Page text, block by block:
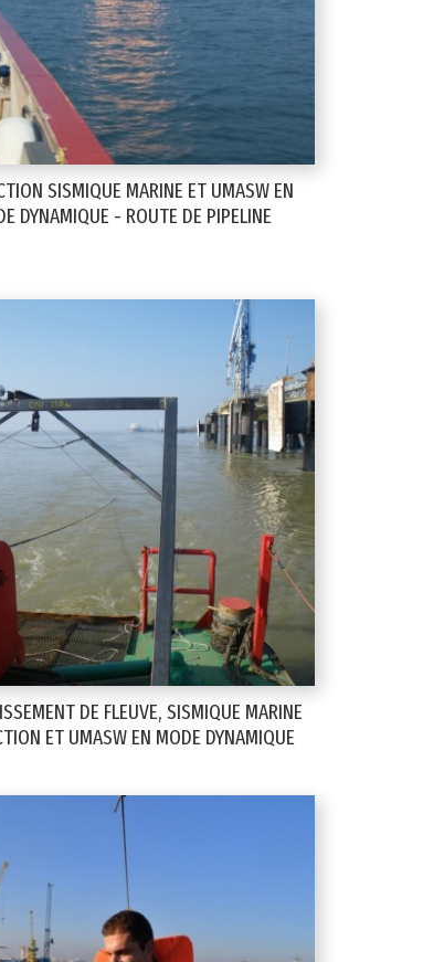
SISMIQUE MARINE ET UMASW EN
DYNAMIQUE - ROUTE DE PIPELINE
DE FLEUVE, SISMIQUE MARINE
ET UMASW EN MODE DYNAMIQUE